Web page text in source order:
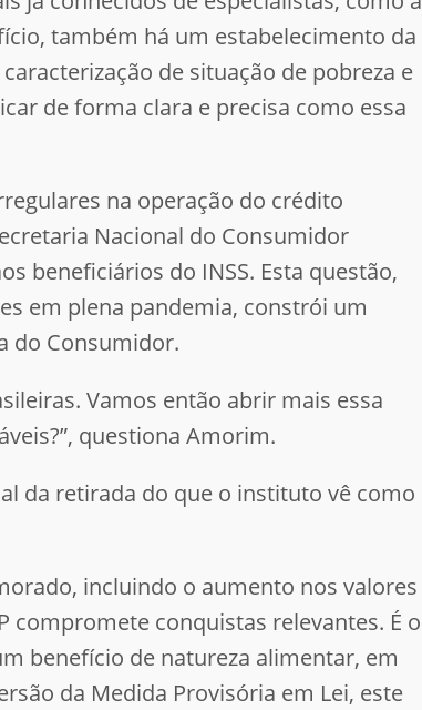
também há um estabelecimento da
de situação de pobreza e
de forma clara e precisa como essa
na operação do crédito
Nacional do Consumidor
beneficiários do INSS. Esta questão,
em plena pandemia, constrói um
do Consumidor.
Vamos então abrir mais essa
questiona Amorim.
da retirada do que o instituto vê como
incluindo o aumento nos valores
compromete conquistas relevantes. É o
benefício de natureza alimentar, em
da Medida Provisória em Lei, este